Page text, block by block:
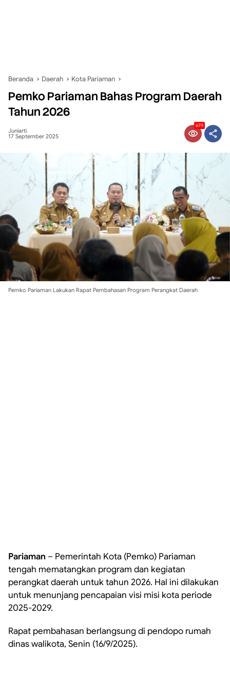
Beranda Daerah Kota Pariaman
Pemko Pariaman Bahas Program Daerah
Tahun 2026
Juniarti
17 September 2025
679
Pemko Pariaman Lakukan Rapat Pembahasan Program Perangkat Daerah
Pariaman – Pemerintah Kota (Pemko) Pariaman
tengah mematangkan program dan kegiatan
perangkat daerah untuk tahun 2026. Hal ini dilakukan
untuk menunjang pencapaian visi misi kota periode
2025-2029.
Rapat pembahasan berlangsung di pendopo rumah
dinas walikota, Senin (16/9/2025).